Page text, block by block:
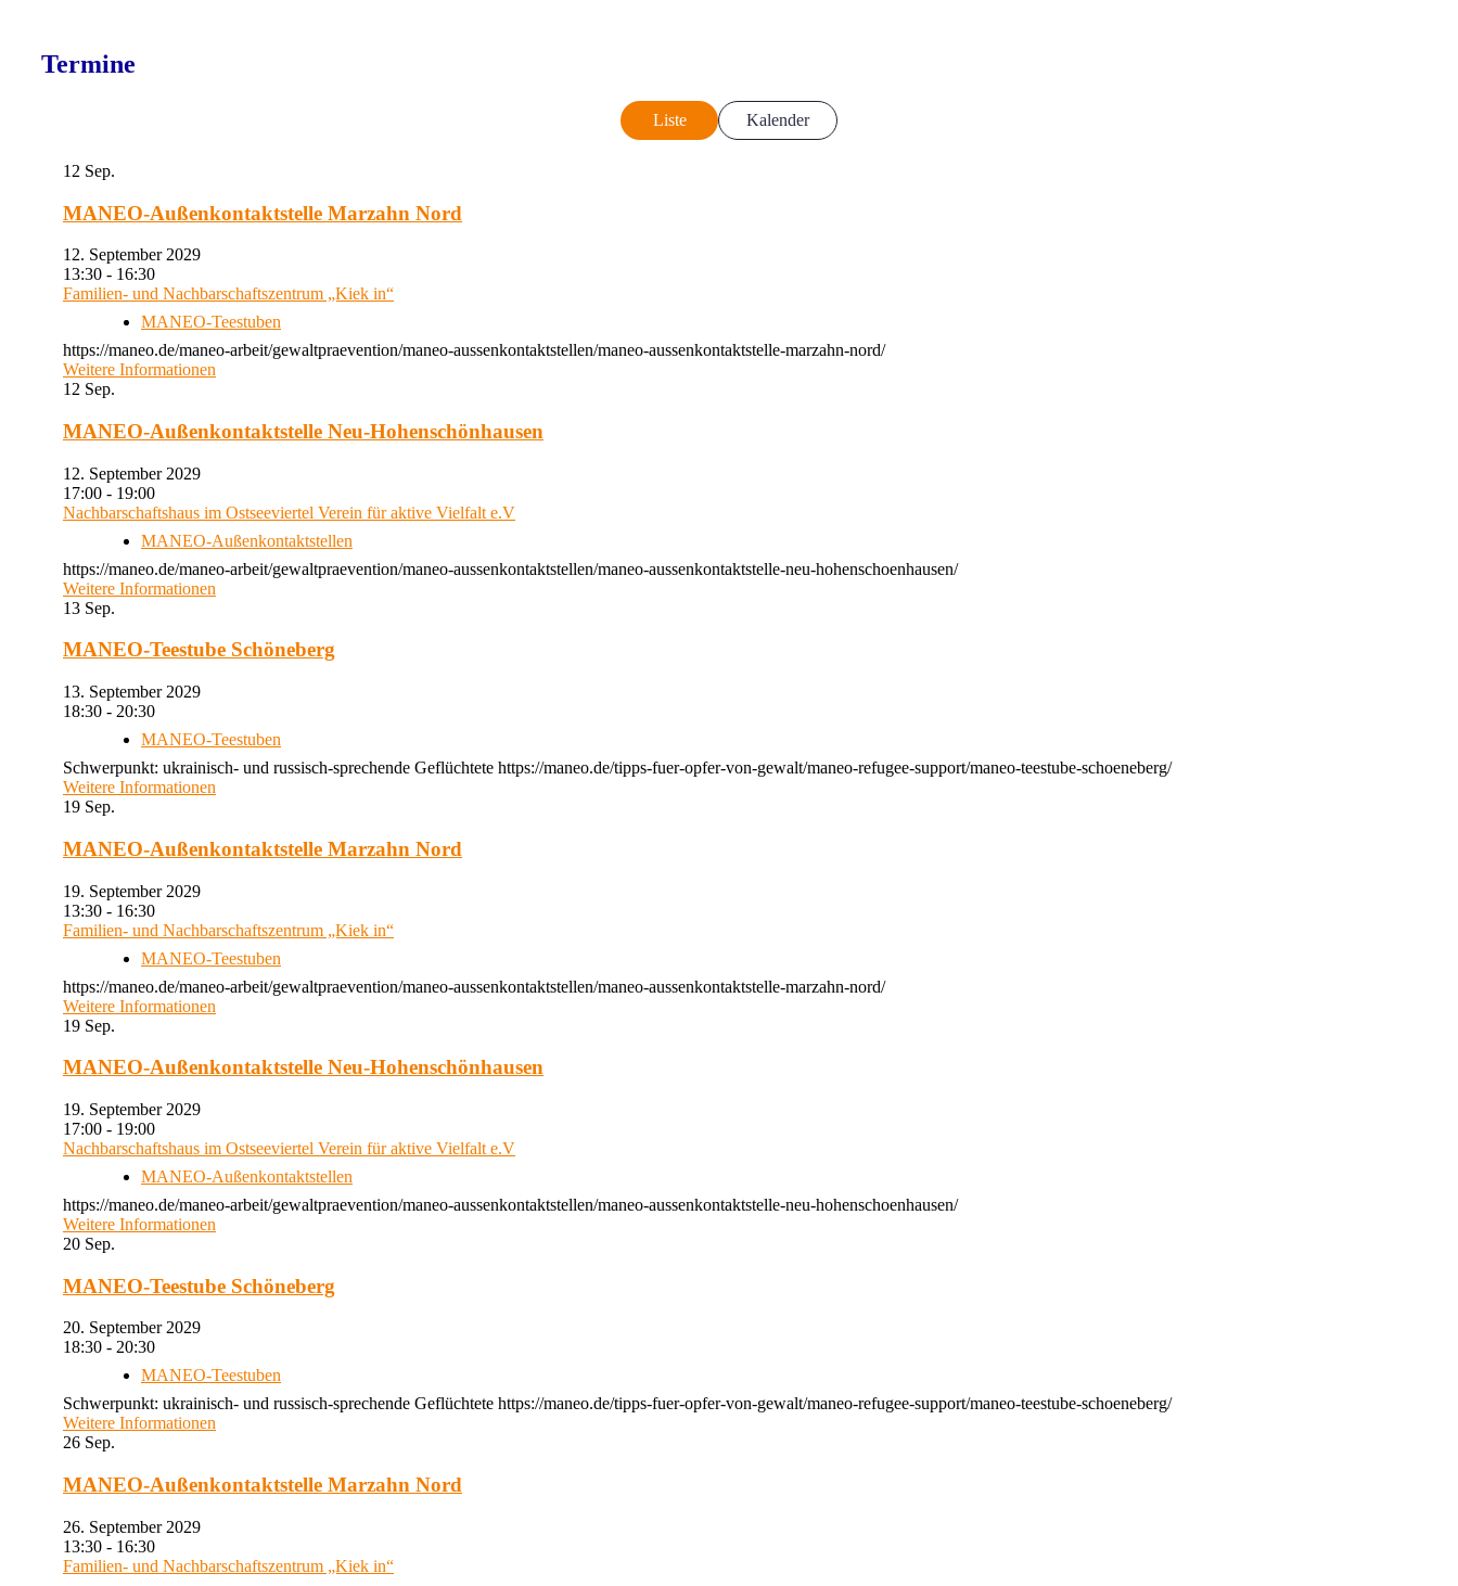
Termine
Liste Kalender
12 Sep.
MANEO-Außenkontaktstelle Marzahn Nord
12. September 2029
13:30 - 16:30
Familien- und Nachbarschaftszentrum „Kiek in“
MANEO-Teestuben
https://maneo.de/maneo-arbeit/gewaltpraevention/maneo-aussenkontaktstellen/maneo-aussenkontaktstelle-marzahn-nord/
Weitere Informationen
12 Sep.
MANEO-Außenkontaktstelle Neu-Hohenschönhausen
12. September 2029
17:00 - 19:00
Nachbarschaftshaus im Ostseeviertel Verein für aktive Vielfalt e.V
MANEO-Außenkontaktstellen
https://maneo.de/maneo-arbeit/gewaltpraevention/maneo-aussenkontaktstellen/maneo-aussenkontaktstelle-neu-hohenschoenhausen/
Weitere Informationen
13 Sep.
MANEO-Teestube Schöneberg
13. September 2029
18:30 - 20:30
MANEO-Teestuben
Schwerpunkt: ukrainisch- und russisch-sprechende Geflüchtete https://maneo.de/tipps-fuer-opfer-von-gewalt/maneo-refugee-support/maneo-teestube-schoeneberg/
Weitere Informationen
19 Sep.
MANEO-Außenkontaktstelle Marzahn Nord
19. September 2029
13:30 - 16:30
Familien- und Nachbarschaftszentrum „Kiek in“
MANEO-Teestuben
https://maneo.de/maneo-arbeit/gewaltpraevention/maneo-aussenkontaktstellen/maneo-aussenkontaktstelle-marzahn-nord/
Weitere Informationen
19 Sep.
MANEO-Außenkontaktstelle Neu-Hohenschönhausen
19. September 2029
17:00 - 19:00
Nachbarschaftshaus im Ostseeviertel Verein für aktive Vielfalt e.V
MANEO-Außenkontaktstellen
https://maneo.de/maneo-arbeit/gewaltpraevention/maneo-aussenkontaktstellen/maneo-aussenkontaktstelle-neu-hohenschoenhausen/
Weitere Informationen
20 Sep.
MANEO-Teestube Schöneberg
20. September 2029
18:30 - 20:30
MANEO-Teestuben
Schwerpunkt: ukrainisch- und russisch-sprechende Geflüchtete https://maneo.de/tipps-fuer-opfer-von-gewalt/maneo-refugee-support/maneo-teestube-schoeneberg/
Weitere Informationen
26 Sep.
MANEO-Außenkontaktstelle Marzahn Nord
26. September 2029
13:30 - 16:30
Familien- und Nachbarschaftszentrum „Kiek in“